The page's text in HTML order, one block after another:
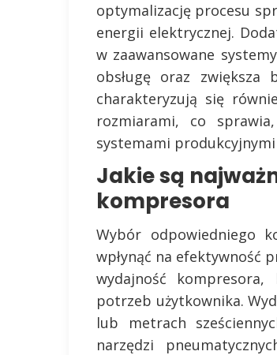
optymalizację procesu
energii elektrycznej.
w zaawansowane
obsługę oraz zwiększa
charakteryzują się
rozmiarami, co
systemami
Jakie są
kompresora
Wybór odpowiedniego
wpłynąć na efektywność
wydajność
potrzeb użytkownika.
lub metrach
narzędzi